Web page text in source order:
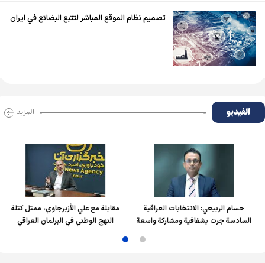
تصميم نظام الموقع المباشر لتتبع البضائع في ايران
الفیدیو المزید
حسام الربیعي: الانتخابات العراقية
السادسة جرت بشفافية ومشاركة واسعة
مقابلة مع علي الأزبرجاوي، ممثل كتلة
النهج الوطني في البرلمان العراقي